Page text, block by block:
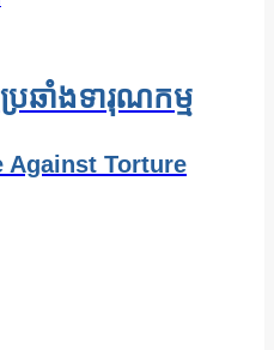
រឆាំងទារុណកម្ម
Against Torture